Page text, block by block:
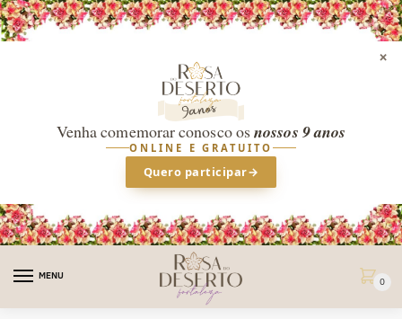
×
Venha comemorar conosco osnossos 9 anos
ONLINE E GRATUITO
Quero participar→
MENU
0